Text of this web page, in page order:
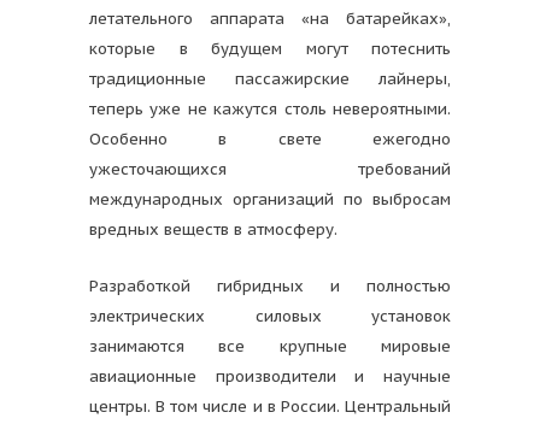
летательного аппарата «на батарейках»,
которые в будущем могут потеснить
традиционные пассажирские лайнеры,
теперь уже не кажутся столь невероятными.
Особенно в свете ежегодно
ужесточающихся требований
международных организаций по выбросам
вредных веществ в атмосферу.
Разработкой гибридных и полностью
электрических силовых установок
занимаются все крупные мировые
авиационные производители и научные
центры. В том числе и в России. Центральный